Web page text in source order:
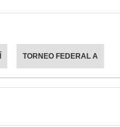
TORNEO FEDERAL A